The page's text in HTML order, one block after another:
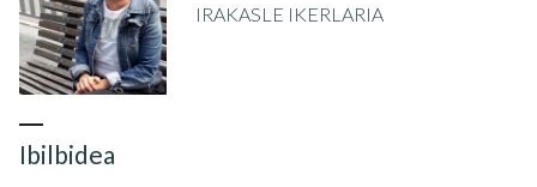
IRAKASLE IKERLARIA
Ibilbidea